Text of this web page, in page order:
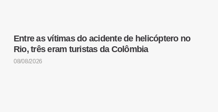
Entre as vítimas do acidente de helicóptero no
Rio, três eram turistas da Colômbia
08/08/2026